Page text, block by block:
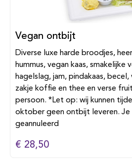
Vegan ontbijt
Diverse luxe harde broodjes,
hummus, vegan kaas, smakelijke
hagelslag, jam, pindakaas, becel,
zakje koffie en thee en verse
persoon. *Let op: wij kunnen
oktober geen ontbijt leveren.
geannuleerd
€ 28,50